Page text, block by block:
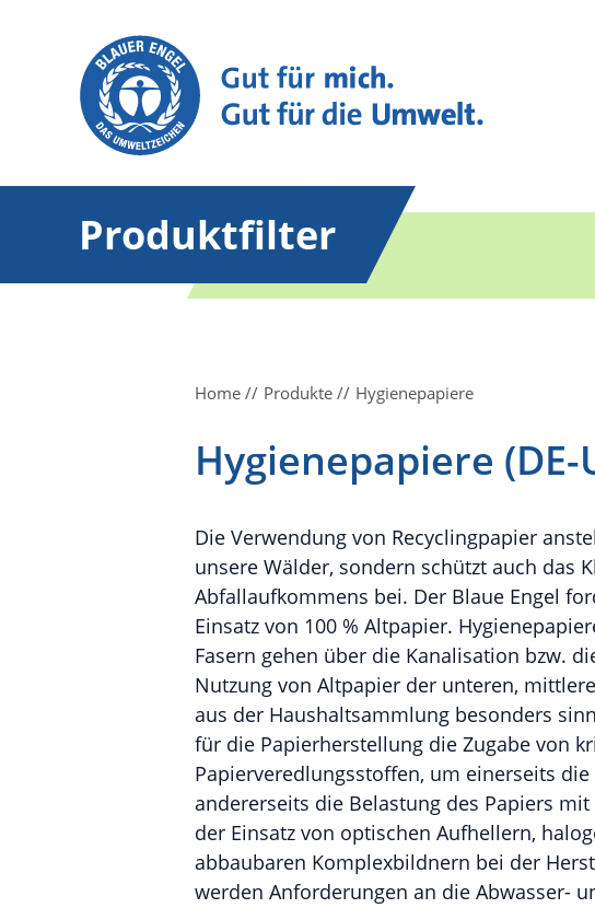
Produktfilter
Home Produkte Hygienepapiere
Hygienepapiere (DE-
Die Verwendung von Recyclingpapier
unsere Wälder, sondern schützt auch das
Abfallaufkommens bei. Der Blaue Engel
Einsatz von 100 % Altpapier.
Fasern gehen über die Kanalisation bzw.
Nutzung von Altpapier der unteren,
aus der Haushaltsammlung besonders
für die Papierherstellung die Zugabe von
Papierveredlungsstoffen, um einerseits
andererseits die Belastung des Papiers
der Einsatz von optischen Aufhellern,
abbaubaren Komplexbildnern bei der
werden Anforderungen an die Abwasser-